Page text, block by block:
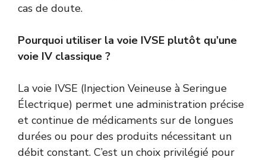
cas de doute.
Pourquoi utiliser la voie IVSE plutôt qu’une
voie IV classique ?
La voie IVSE (Injection Veineuse à Seringue
Électrique) permet une administration précise
et continue de médicaments sur de longues
durées ou pour des produits nécessitant un
débit constant. C’est un choix privilégié pour